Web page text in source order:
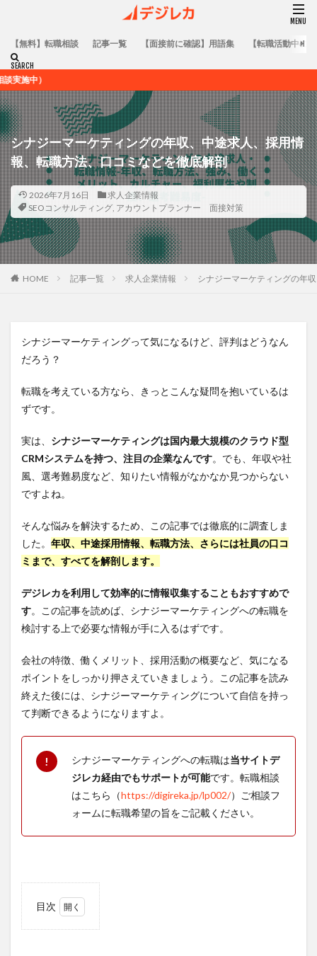
【無料】転職相談 記事一覧 【面接前に確認】用語集 【転職活動中の
シナジーマーケティングの年収、中途求人、採用情
報、転職方法、口コミなどを徹底解剖
2026年7月16日
求人企業情報
SEOコンサルティング, アカウントプランナー 面接対策
HOME 記事一覧 求人企業情報 シナジーマーケティングの年
シナジーマーケティングって気になるけど、評判はどうなん
だろう？
転職を考えている方なら、きっとこんな疑問を抱いているは
ずです。
実は、 シナジーマーケティングは国内最大規模のクラウド型
CRMシステムを持つ、注目の企業なんです。でも、年収や社
風、選考難易度など、知りたい情報がなかなか見つからない
ですよね。
そんな悩みを解決するため、この記事では徹底的に調査しま
した。 年収、中途採用情報、転職方法、さらには社員の口コ
ミまで、すべてを解剖します。
デジレカを利用して効率的に情報収集することもおすすめで
す。この記事を読めば、シナジーマーケティングへの転職を
検討する上で必要な情報が手に入るはずです。
会社の特徴、働くメリット、採用活動の概要など、気になる
ポイントをしっかり押さえていきましょう。この記事を読み
終えた後には、シナジーマーケティングについて自信を持っ
て判断できるようになりますよ。
! シナジーマーケティングへの転職は当サイトデ
ジレカ経由でもサポートが可能です。転職相談
はこちら（https://digireka.jp/lp002/）ご相談フ
ォームに転職希望の旨をご記載ください。
目次